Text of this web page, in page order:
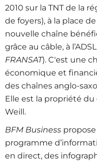
2010 sur la TNT de la
de foyers), à la place de
nouvelle chaîne
grâce au câble, à
FRANSAT). C'est une
économique et
des chaînes anglo-
Elle est la propriété
Weill.
BFM Business
programme
en direct, des